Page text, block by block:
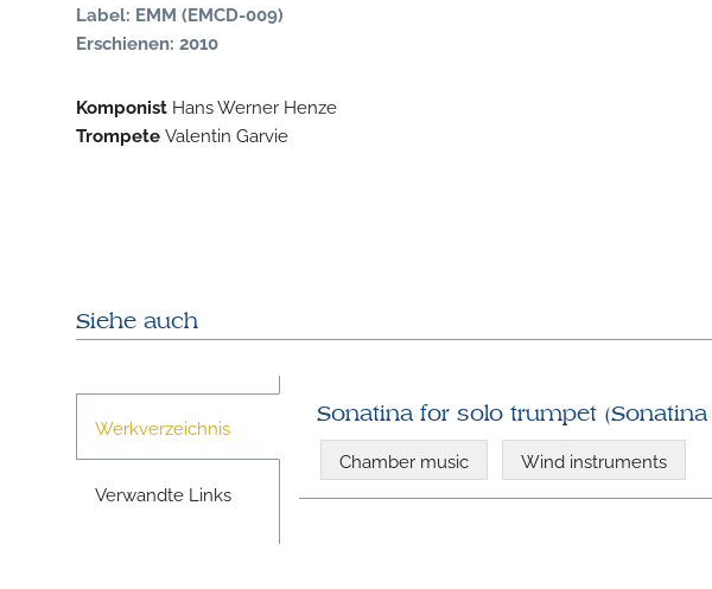
Label: EMM (EMCD-009)
Erschienen: 2010
Komponist Hans Werner Henze
Trompete Valentin Garvie
Siehe auch
Werkverzeichnis
Verwandte Links
Sonatina for solo trumpet
Chamber music Wind instruments